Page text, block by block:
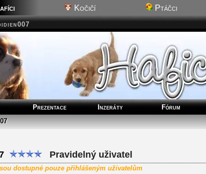
Kočičí Ptáčci
Prezentace Inzeráty Fórum
Pravidelný uživatel
dostupné pouze přihlášeným uživatelům